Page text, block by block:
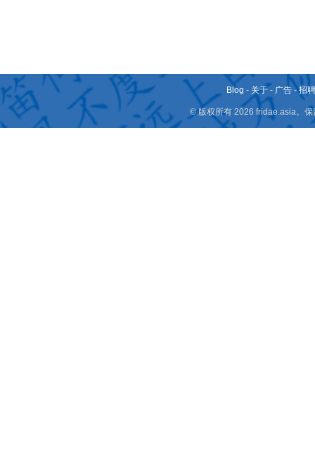
Blog - 关于 - 广告 -招
© 版权所有 2026 fridae.asia。